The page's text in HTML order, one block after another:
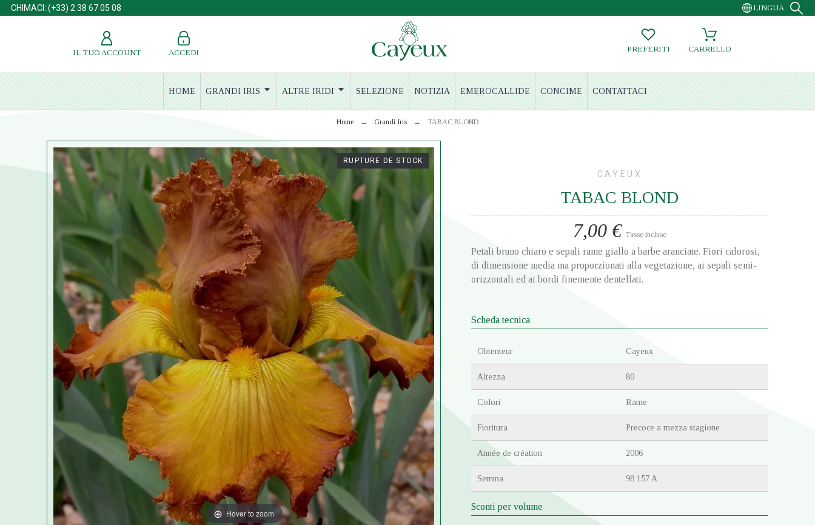
CHIMACI: (+33) 2 38 67 05 08 LINGUA
IL TUO ACCOUNT ACCEDI PREFERITI CARRELLO
HOME GRANDI IRIS ALTRE IRIDI SELEZIONE NOTIZIA EMEROCALLIDE CONCIME CONTATTACI
Home Grandi Iris TABAC BLOND
RUPTURE DE STOCK
Hover to zoom
CAYEUX
TABAC BLOND
7,00 € Tasse incluse
Petali bruno chiaro e sepali rame giallo a barbe aranciate. Fiori calorosi,
di dimensione media ma proporzionati alla vegetazione, ai sepali semi-
orizzontali ed ai bordi finemente dentellati.
Scheda tecnica
Obtenteur Cayeux
Altezza 80
Colori Rame
Fioritura Precoce a mezza stagione
Année de création 2006
Semina 98 157 A
Sconti per volume